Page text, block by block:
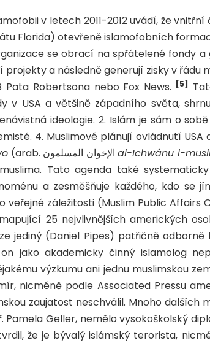
v letech 2011-2012 uvádí, že
Florida) otevřeně islamofobních
se obrací na spřátelené fondy
projekty a následně generují zisky v řádu
Pata Robertsona nebo Fox News.
[5]
v USA a většině západního světa,
ideologie. 2. Islám je sám o
4. Muslimové plánují ovládnutí USA
(arab. الإخوان المسلمونal-Ichwánu l-
Tato agenda také
a zesměšňuje každého, kdo se
veřejné záležitosti (Muslim Public Affairs
25 nejvlivnějších amerických
jediný (Daniel Pipes) patřičně odborně
jako akademicky činný islamolog
výzkumu ani jednu muslimskou
nicméně podle Associated Pressu
zaujatost neschválil. Mnoho dalších
Pamela Geller, nemělo vysokoškolský
že je bývalý islámský terorista,